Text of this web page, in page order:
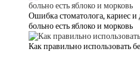
Ошибка стоматолога, кариес
больно есть яблоко и морковь
Как правильно использовать